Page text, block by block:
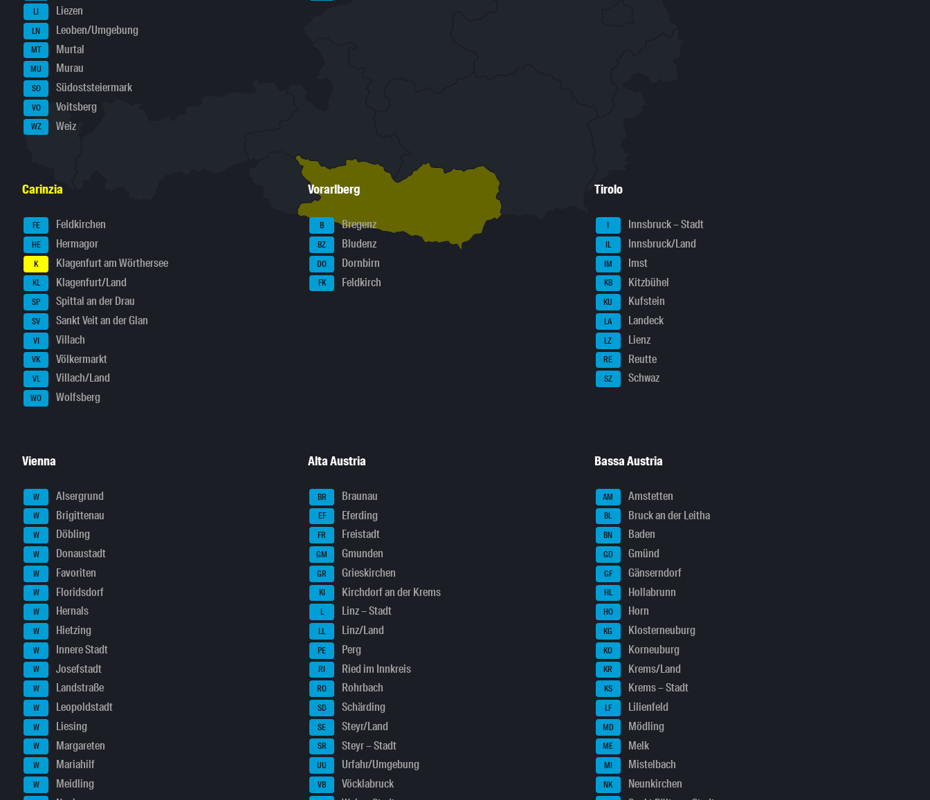
LI Liezen
LN Leoben/Umgebung
MT Murtal
MU Murau
SO Südoststeiermark
VO Voitsberg
WZ Weiz
Carinzia
FE Feldkirchen
HE Hermagor
K Klagenfurt am Wörthersee
KL Klagenfurt/Land
SP Spittal an der Drau
SV Sankt Veit an der Glan
VI Villach
VK Völkermarkt
VL Villach/Land
WO Wolfsberg
Vorarlberg
B Bregenz
BZ Bludenz
DO Dornbirn
FK Feldkirch
Tirolo
I Innsbruck – Stadt
IL Innsbruck/Land
IM Imst
KB Kitzbühel
KU Kufstein
LA Landeck
LZ Lienz
RE Reutte
SZ Schwaz
Vienna
W Alsergrund
W Brigittenau
W Döbling
W Donaustadt
W Favoriten
W Floridsdorf
W Hernals
W Hietzing
W Innere Stadt
W Josefstadt
W Landstraße
W Leopoldstadt
W Liesing
W Margareten
W Mariahilf
W Meidling
Alta Austria
BR Braunau
EF Eferding
FR Freistadt
GM Gmunden
GR Grieskirchen
KI Kirchdorf an der Krems
L Linz – Stadt
LL Linz/Land
PE Perg
RI Ried im Innkreis
RO Rohrbach
SD Schärding
SE Steyr/Land
SR Steyr – Stadt
UU Urfahr/Umgebung
VB Vöcklabruck
Bassa Austria
AM Amstetten
BL Bruck an der Leitha
BN Baden
GD Gmünd
GF Gänserndorf
HL Hollabrunn
HO Horn
KG Klosterneuburg
KO Korneuburg
KR Krems/Land
KS Krems – Stadt
LF Lilienfeld
MD Mödling
ME Melk
MI Mistelbach
NK Neunkirchen